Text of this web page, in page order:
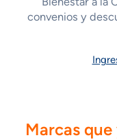
convenios y
Marcas